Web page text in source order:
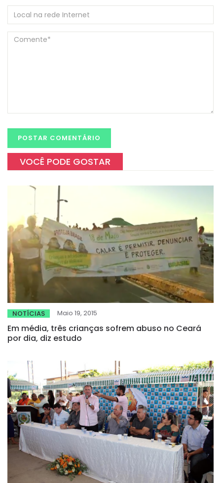
VOCÊ PODE GOSTAR
NOTÍCIAS Maio 19, 2015
Em média, três crianças sofrem abuso no Ceará
por dia, diz estudo